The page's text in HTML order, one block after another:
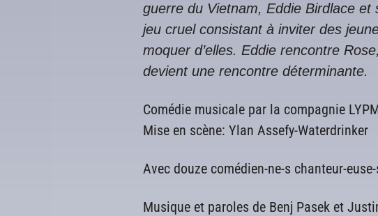
guerre du Vietnam, Eddie Birdlace
jeu cruel consistant à inviter des
moquer d’elles. Eddie rencontre
devient une rencontre déterminante.
Comédie musicale par la compagnie
Mise en scène: Ylan Assefy-Waterdrinker
Avec douze comédien-ne-s chanteur-
Musique et paroles de Benj Pasek et